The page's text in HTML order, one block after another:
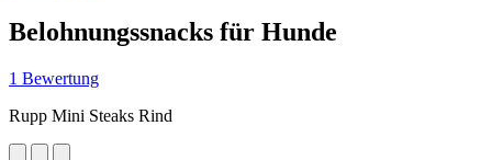
Belohnungssnacks für Hunde
1 Bewertung
Rupp Mini Steaks Rind